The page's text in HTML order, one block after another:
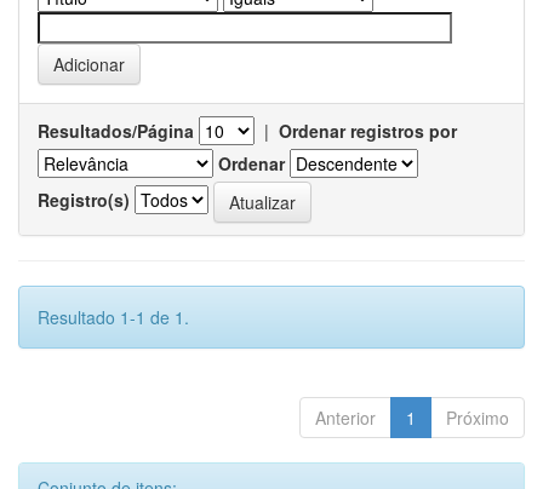
Resultados/Página | Ordenar registros por
Ordenar
Registro(s)
Resultado 1-1 de 1.
Anterior 1 Próximo